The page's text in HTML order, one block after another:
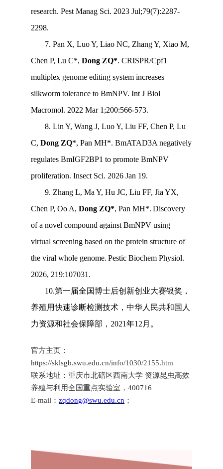
research. Pest Manag Sci. 2023 Jul;79(7):2287-
2298.
7. Pan X, Luo Y, Liao NC, Zhang Y, Xiao M,
Chen P, Lu C*,Dong ZQ*. CRISPR/Cpf1
multiplex genome editing system increases
silkworm tolerance to BmNPV. Int J Biol
Macromol. 2022 Mar 1;200:566-573.
8. Lin Y, Wang J, Luo Y, Liu FF, Chen P, Lu
C,Dong ZQ*, Pan MH*. BmATAD3A negatively
regulates BmIGF2BP1 to promote BmNPV
proliferation. Insect Sci. 2026 Jan 19.
9. Zhang L, Ma Y, Hu JC, Liu FF, Jia YX,
Chen P, Oo A,Dong ZQ*, Pan MH*. Discovery
of a novel compound against BmNPV using
virtual screening based on the protein structure of
the viral whole genome. Pestic Biochem Physiol.
2026, 219:107031.
10.第一届全国博士后创新创业大赛银奖，
养殖用快速诊断检测技术，中华人民共和国人
力资源和社会保障部， 2021年12 月。
官方主页：
https://sklsgb.swu.edu.cn/info/1030/2155.htm
联系地址：重庆市北碚区西南大学 资源昆虫高效
养殖与利用全国重点实验室，400716
E-mail ：zqdong@swu.edu.cn ；